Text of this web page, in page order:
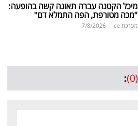
מיכל הקטנה עברה תאונה קשה בהופעה:
"מכה מטורפת, הפה התמלא דם"
מערכת ice |
7/8/2026
(0)
: